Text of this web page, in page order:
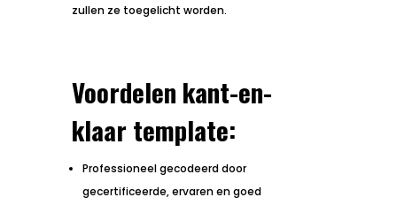
zullen ze toegelicht worden.
Voordelen kant-en-
klaar template:
Professioneel gecodeerd door
gecertificeerde, ervaren en goed